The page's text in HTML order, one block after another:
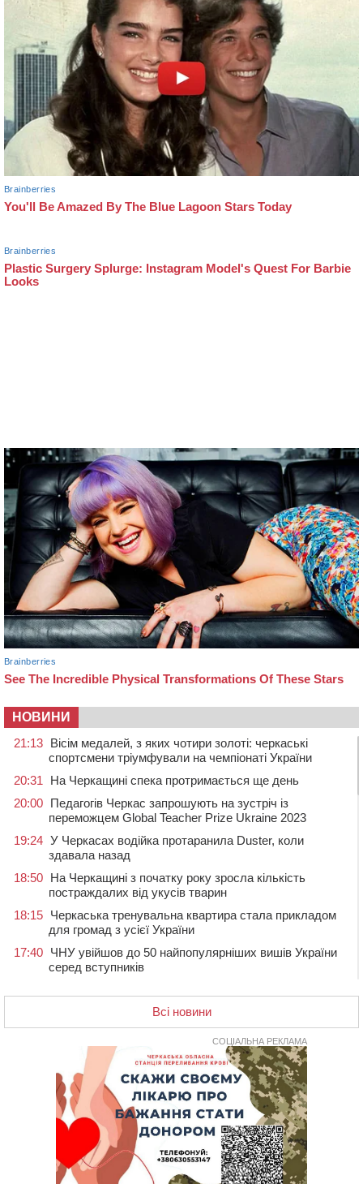
НОВИНИ
21:13 Вісім медалей, з яких чотири золоті: черкаські
спортсмени тріумфували на чемпіонаті України
20:31
На Черкащині спека протримається ще день
20:00 Педагогів Черкас запрошують на зустріч із
переможцем Global Teacher Prize Ukraine 2023
19:24 У Черкасах водійка протаранила Duster, коли
здавала назад
18:50 На Черкащині з початку року зросла кількість
постраждалих від укусів тварин
18:15 Черкаська тренувальна квартира стала прикладом
для громад з усієї України
17:40 ЧНУ увійшов до 50 найпопулярніших вишів України
серед вступників
контейнерний майданчик
16:32
Без розтину грудної клітки: у Черкасах 75-річній
пацієнтці замінили аортальний клапан
У Черкаському онкоцентрі встановили сонячну
електростанцію за понад пів мільйона гривень
У Київській області прощаються з полеглим на
фронті жителем Монастирищини
У Черкасах містяни через нову скляну зупинку і
вирізані дерева потерпають від спеки: Бондаренко
обіцяє масштабне озеленення
Всі новини
СОЦІАЛЬНА РЕКЛАМА